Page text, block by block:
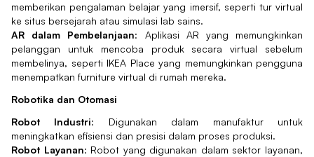
memberikan pengalaman belajar yang imersif, seperti tur virtual
ke situs bersejarah atau simulasi lab sains.
AR dalam Pembelanjaan: Aplikasi AR yang memungkinkan
pelanggan untuk mencoba produk secara virtual sebelum
membelinya, seperti IKEA Place yang memungkinkan pengguna
menempatkan furniture virtual di rumah mereka.
Robotika dan Otomasi
Robot Industri: Digunakan dalam manufaktur untuk
meningkatkan efisiensi dan presisi dalam proses produksi.
Robot Layanan: Robot yang digunakan dalam sektor layanan,